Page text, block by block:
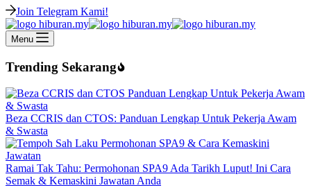
Join Telegram Kami!
Menu
Trending Sekarang
Beza CCRIS dan CTOS: Panduan Lengkap Untuk Pekerja Awam
& Swasta
Ramai Tak Tahu: Permohonan SPA9 Ada Tarikh Luput! Ini Cara
Semak & Kemaskini Jawatan Anda